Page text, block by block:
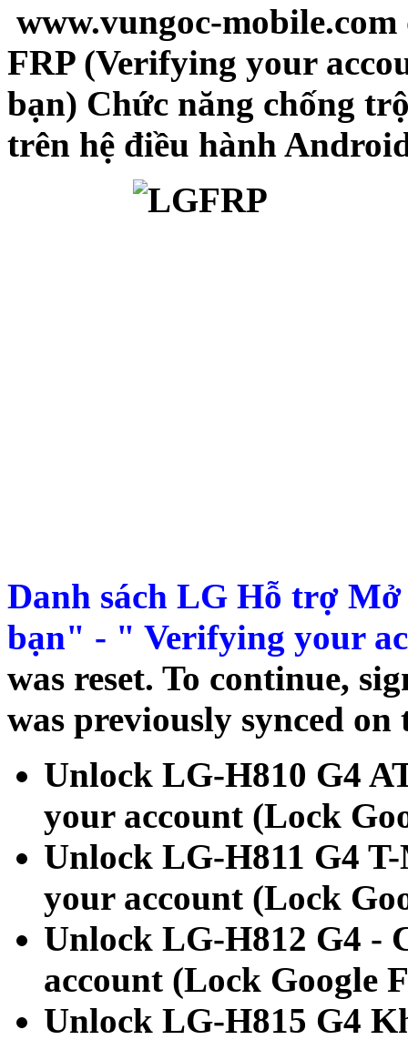
www.vungoc-mobile.com
FRP (Verifying your
bạn) Chức năng chống
trên hệ điều hành
Danh sách LG Hỗ trợ
bạn" - " Verifying your
was reset. To continue,
was previously synced on
Unlock LG-H810 G4
your account (Lock
Unlock LG-H811 G4
your account (Lock
Unlock LG-H812 G4 -
account (Lock Google
Unlock LG-H815 G4